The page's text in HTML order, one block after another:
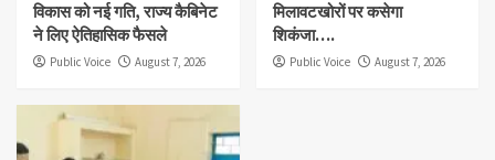
विकास को नई गति, राज्य कैबिनेट
ने लिए ऐतिहासिक फैसले
Public Voice August 7, 2026
मिलावटखोरों पर कसेगा
शिकंजा….
Public Voice August 7, 2026